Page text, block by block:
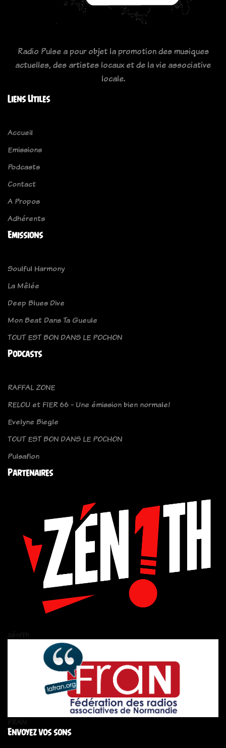
Radio Pulse a pour objet la promotion des musiques
actuelles, des artistes locaux et de la vie associative
locale.
Liens Utiles
Accueil
Emissions
Podcasts
Contact
A Propos
Adhérents
Emissions
Soulful Harmony
La Mêlée
Deep Blues Dive
Mon Beat Dans Ta Gueule
TOUT EST BON DANS LE POCHON
Podcasts
RAFFAL ZONE
RELOU et FIER 66 - Une émission bien normale!
Evelyne Biegle
TOUT EST BON DANS LE POCHON
Pulsafion
Partenaires
Envoyez vos sons